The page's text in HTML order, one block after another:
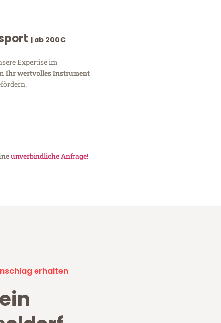
| ab 200€
Expertise im
Ihr wertvolles Instrument
unverbindliche Anfrage!
erhalten